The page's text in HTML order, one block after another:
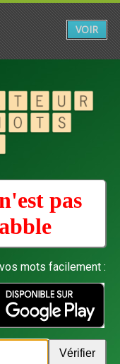
pas
mots facilement :
VOIR